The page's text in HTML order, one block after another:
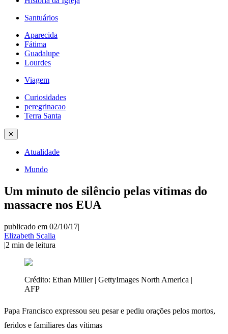
Santuários
Aparecida
Fátima
Guadalupe
Lourdes
Viagem
Curiosidades
peregrinacao
Terra Santa
✕
Atualidade
Mundo
Um minuto de silêncio pelas vítimas do
massacre nos EUA
publicado em 02/10/17|
Elizabeth Scalia
|2 min de leitura
Crédito: Ethan Miller | GettyImages North America |
AFP
Papa Francisco expressou seu pesar e pediu orações pelos mortos,
feridos e familiares das vítimas